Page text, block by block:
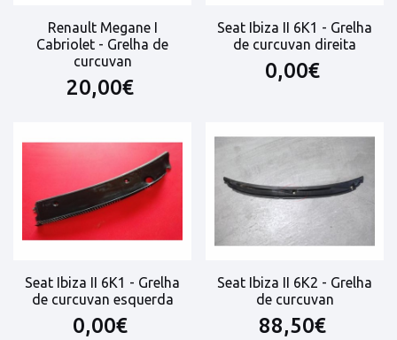
Renault Megane I
Cabriolet - Grelha de
curcuvan
20,00€
Seat Ibiza II 6K1 - Grelha
de curcuvan direita
0,00€
Seat Ibiza II 6K1 - Grelha
de curcuvan esquerda
0,00€
Seat Ibiza II 6K2 - Grelha
de curcuvan
88,50€